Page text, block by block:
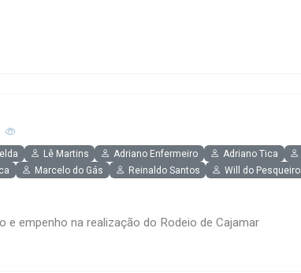
Lê Martins Adriano Enfermeiro Adriano Tica
Marcelo do Gás Reinaldo Santos Will do Pesqueiro
empenho na realização do Rodeio de Cajamar